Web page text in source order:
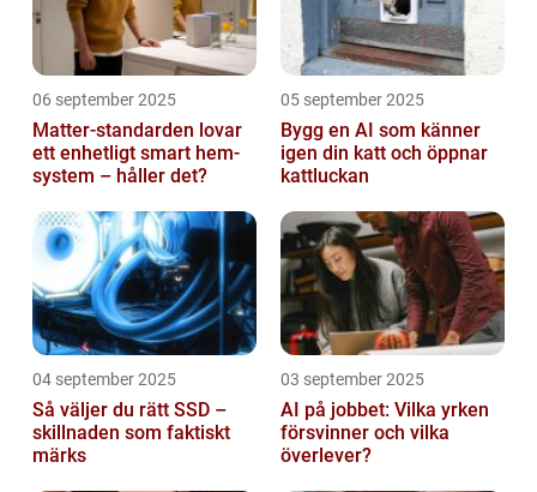
06 september 2025
Matter-standarden lovar
ett enhetligt smart hem-
system – håller det?
05 september 2025
Bygg en AI som känner
igen din katt och öppnar
kattluckan
04 september 2025
Så väljer du rätt SSD –
skillnaden som faktiskt
märks
03 september 2025
AI på jobbet: Vilka yrken
försvinner och vilka
överlever?